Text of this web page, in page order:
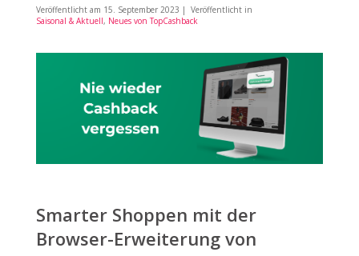
Veröffentlicht am 15. September 2023 | Veröffentlicht in
Saisonal & Aktuell, Neues von TopCashback
Smarter Shoppen mit der
Browser-Erweiterung von